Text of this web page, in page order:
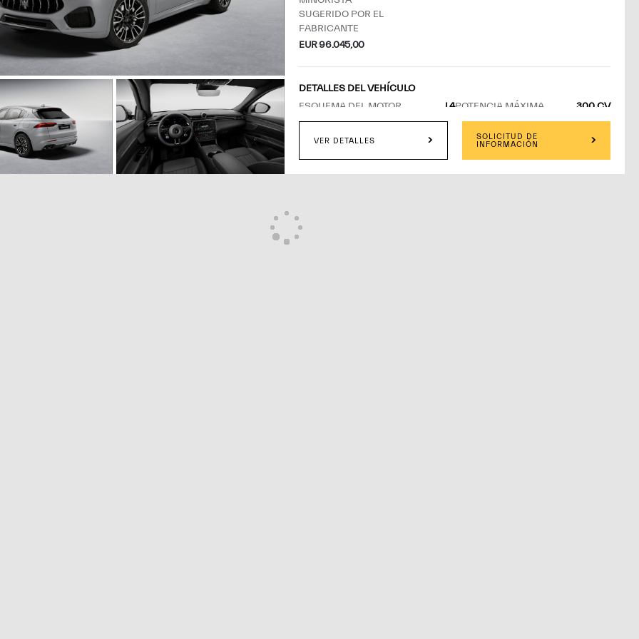
SUGERIDO POR EL
FABRICANTE
EUR 96.045,00
DETALLES DEL VEHÍCULO
ESQUEMA DEL MOTOR
L4POTENCIA MÁXIMA
300 CV
VENDIDO POR
FECHA ESTIMADA DE ENTREGA:
SOLICITUD DE
INFORMACIÓN
VER DETALLES